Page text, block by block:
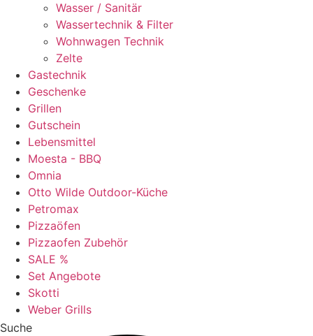
Wasser / Sanitär
Wassertechnik & Filter
Wohnwagen Technik
Zelte
Gastechnik
Geschenke
Grillen
Gutschein
Lebensmittel
Moesta - BBQ
Omnia
Otto Wilde Outdoor-Küche
Petromax
Pizzaöfen
Pizzaofen Zubehör
SALE %
Set Angebote
Skotti
Weber Grills
Suche